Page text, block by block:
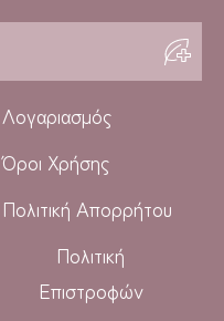
Λογαριασμός
Όροι Χρήσης
Πολιτική Απορρήτου
Πολιτική
Επιστροφών